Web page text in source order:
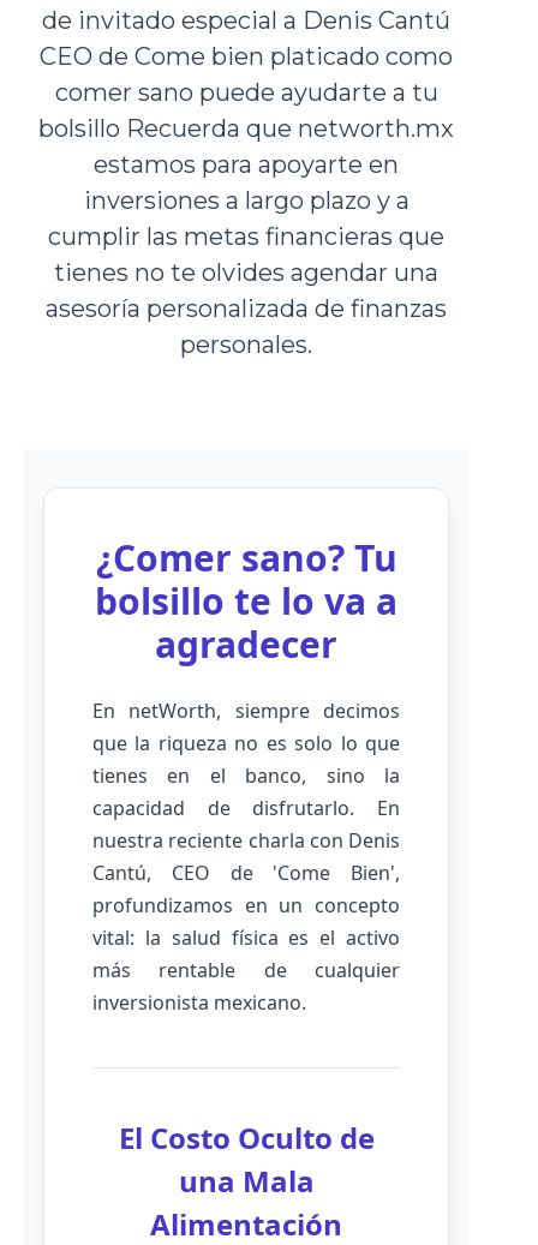
de invitado especial a Denis Cantú
CEO de Come bien platicado como
comer sano puede ayudarte a tu
bolsillo Recuerda que networth.mx
estamos para apoyarte en
inversiones a largo plazo y a
cumplir las metas financieras que
tienes no te olvides agendar una
asesoría personalizada de finanzas
personales.
¿Comer sano? Tu
bolsillo te lo va a
agradecer
En netWorth, siempre decimos
que la riqueza no es solo lo que
tienes en el banco, sino la
capacidad de disfrutarlo. En
nuestra reciente charla con Denis
Cantú, CEO de 'Come Bien',
profundizamos en un concepto
vital: la salud física es el activo
más rentable de cualquier
inversionista mexicano.
El Costo Oculto de
una Mala
Alimentación